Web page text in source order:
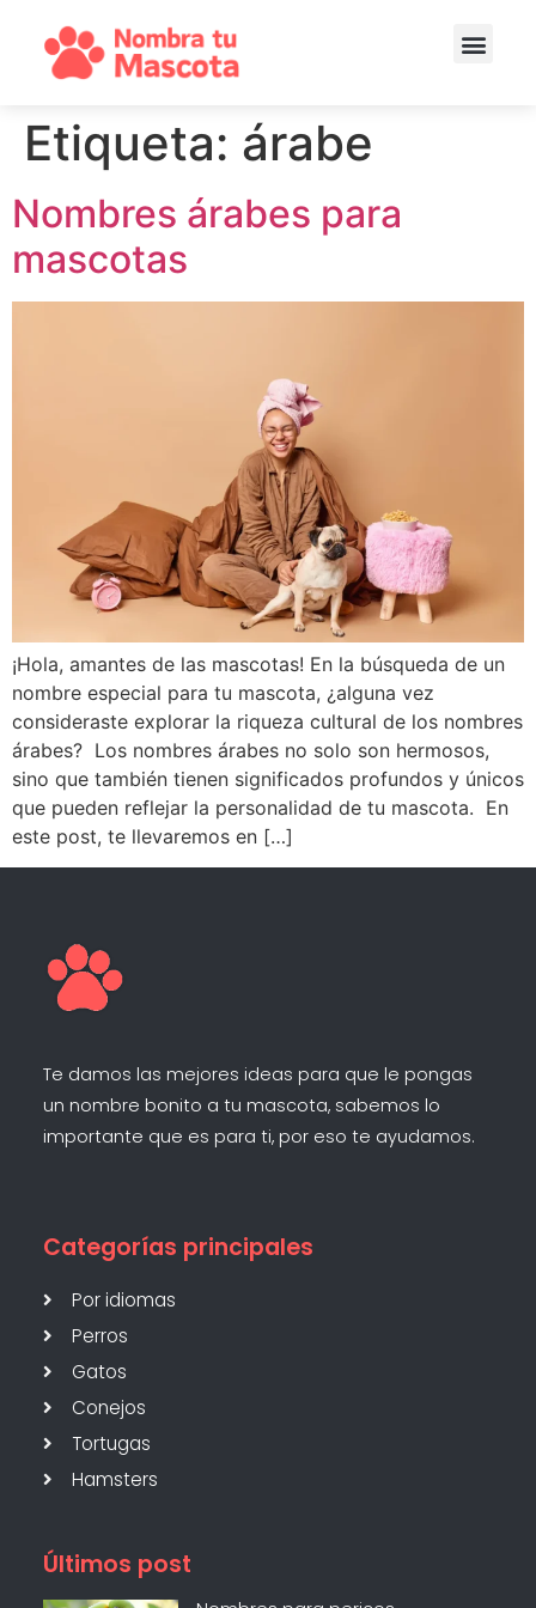
Etiqueta: árabe
Nombres árabes para
mascotas
¡Hola, amantes de las mascotas! En la búsqueda de un
nombre especial para tu mascota, ¿alguna vez
consideraste explorar la riqueza cultural de los nombres
árabes? Los nombres árabes no solo son hermosos,
sino que también tienen significados profundos y únicos
que pueden reflejar la personalidad de tu mascota. En
este post, te llevaremos en […]
Te damos las mejores ideas para que le pongas
un nombre bonito a tu mascota, sabemos lo
importante que es para ti, por eso te ayudamos.
Categorías principales
Por idiomas
Perros
Gatos
Conejos
Tortugas
Hamsters
Últimos post